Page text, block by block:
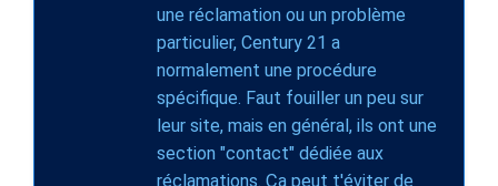
une réclamation ou un problème
particulier, Century 21 a
normalement une procédure
spécifique. Faut fouiller un peu sur
leur site, mais en général, ils ont une
section "contact" dédiée aux
réclamations. Ça peut t'éviter de